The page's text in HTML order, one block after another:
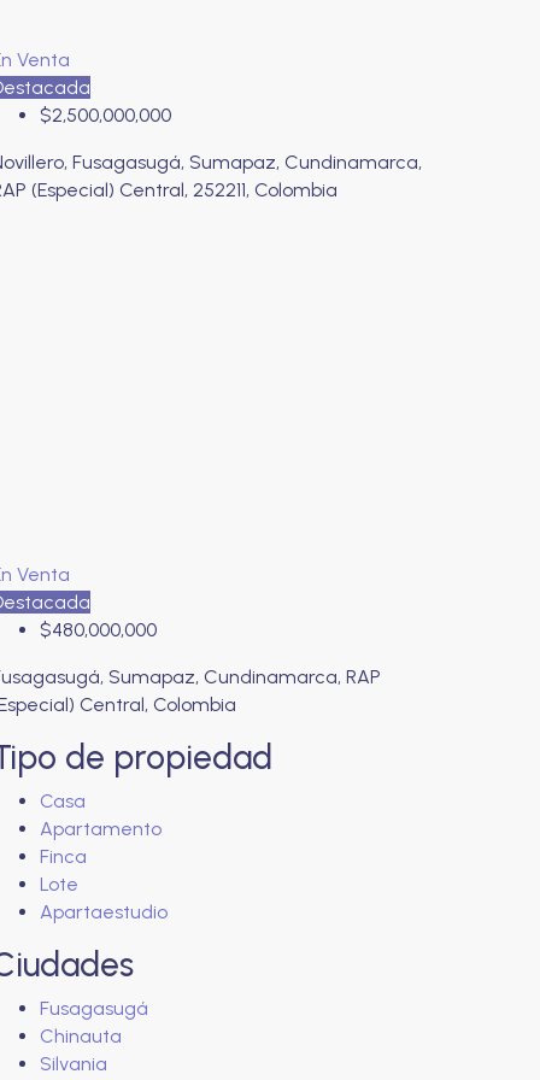
Venta
$2,500,000,000
Fusagasugá, Sumapaz, Cundinamarca,
(Especial) Central, 252211, Colombia
Venta
$480,000,000
Sumapaz, Cundinamarca, RAP
Central, Colombia
de propiedad
Casa
Apartamento
Finca
Lote
Apartaestudio
Fusagasugá
Chinauta
Silvania